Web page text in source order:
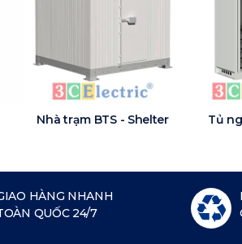
Nhà trạm BTS - Shelter Tủ
HÀNG NHANH
QUỐC 24/7